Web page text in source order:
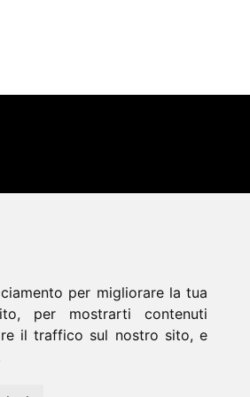
per migliorare la tua
per mostrarti contenuti
il traffico sul nostro sito, e
per migliorare la tua
per mostrarti contenuti
il traffico sul nostro sito, e
Elettrici
Forni